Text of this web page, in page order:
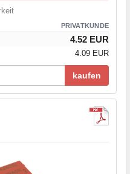
PRIVATKUNDE
4.52 EUR
4.09 EUR
kaufen